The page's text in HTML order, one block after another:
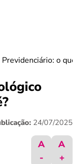
o que
24/07/2025
A
-
A
+